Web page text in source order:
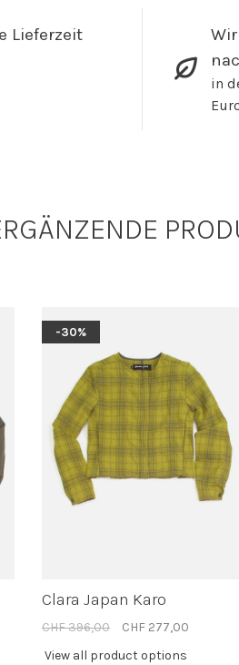
Lieferzeit
in
-30%
Clara Japan Karo
CHF 396,00
CHF 277,00
View all product options